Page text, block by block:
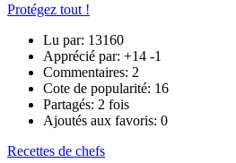
Protégez tout !
Lu par: 13160
Apprécié par: +14 -1
Commentaires: 2
Cote de popularité: 16
Partagés: 2 fois
Ajoutés aux favoris: 0
Recettes de chefs